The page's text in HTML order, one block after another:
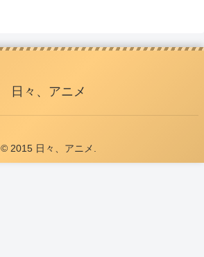
日々、アニメ
© 2015 日々、アニメ.